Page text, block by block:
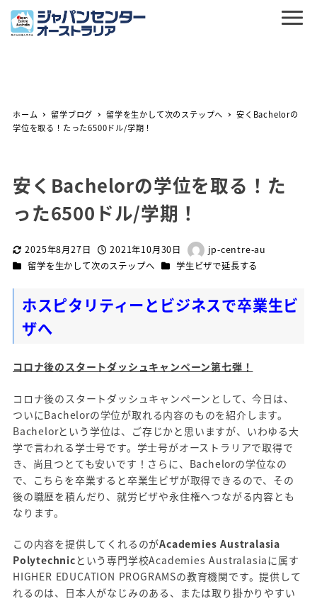
ホーム 留学ブログ 留学を生かして次のステップへ
安くBachelorの
学位を取る！たった6500ドル/学期！
安くBachelorの学位を取る！た
った6500ドル/学期！
更新日2025年8月27日 投稿日2021年10月30日
著
者
jp-centre-au
カテゴリー
留学を生かして次のステップへ カテゴリー
学生ビザで延長する
ホスピタリティーとビジネスで卒業生ビ
ザへ
コロナ後のスタートダッシュキャンペーン第七弾！
コロナ後のスタートダッシュキャンペーンとして、今日は、
ついにBachelorの学位が取れる内容のものを紹介します。
Bachelorという学位は、ご存じかと思いますが、いわゆる大
学で言われる学士号です。学士号がオーストラリアで取得で
き、尚且つとても安いです！さらに、Bachelorの学位なの
で、こちらを卒業すると卒業生ビザが取得できるので、その
後の職歴を積んだり、就労ビザや永住権へつながる内容とも
なります。
この内容を提供してくれるのがAcademies Australasia
Polytechnic という専門学校Academies Australasiaに属す
HIGHER EDUCATION PROGRAMSの教育機関です。提供して
れるのは、日本人がなじみのある、または取り掛かりやすい